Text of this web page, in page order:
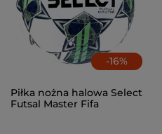
-16%
Piłka nożna halowa Select
Futsal Master Fifa